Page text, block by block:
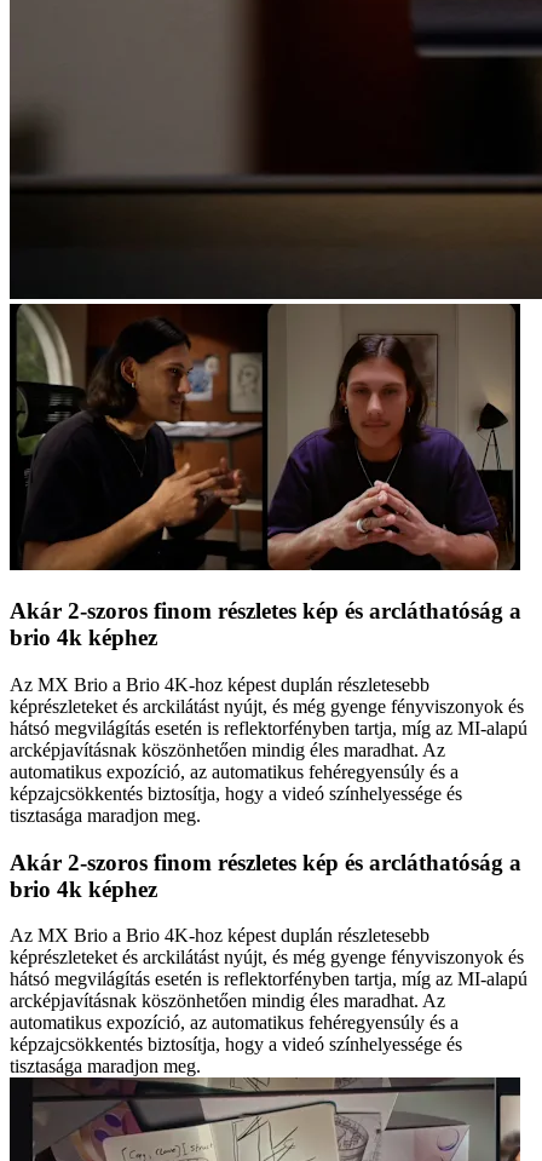
Akár 2-szoros finom részletes kép és arcláthatóság a
brio 4k képhez
Az MX Brio a Brio 4K-hoz képest duplán részletesebb
képrészleteket és arckilátást nyújt, és még gyenge fényviszonyok és
hátsó megvilágítás esetén is reflektorfényben tartja, míg az MI-alapú
arcképjavításnak köszönhetően mindig éles maradhat. Az
automatikus expozíció, az automatikus fehéregyensúly és a
képzajcsökkentés biztosítja, hogy a videó színhelyessége és
tisztasága maradjon meg.
Akár 2-szoros finom részletes kép és arcláthatóság a
brio 4k képhez
Az MX Brio a Brio 4K-hoz képest duplán részletesebb
képrészleteket és arckilátást nyújt, és még gyenge fényviszonyok és
hátsó megvilágítás esetén is reflektorfényben tartja, míg az MI-alapú
arcképjavításnak köszönhetően mindig éles maradhat. Az
automatikus expozíció, az automatikus fehéregyensúly és a
képzajcsökkentés biztosítja, hogy a videó színhelyessége és
tisztasága maradjon meg.